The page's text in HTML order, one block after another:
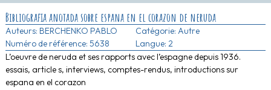
Bibliografia anotada sobre espana en el corazon de neruda
Auteurs: BERCHENKO PABLO
Numéro de référence: 5638
Catégorie: Autre
Langue: 2
L’oeuvre de neruda et ses rapports avec l’espagne depuis 1936.
essais, article s, interviews, comptes-rendus, introductions sur
espana en el corazon